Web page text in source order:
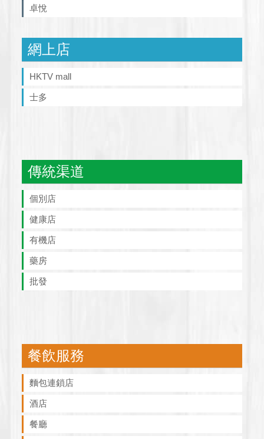
卓悅
網上店
HKTV mall
士多
傳統渠道
個別店
健康店
有機店
藥房
批發
餐飲服務
麵包連鎖店
酒店
餐廳